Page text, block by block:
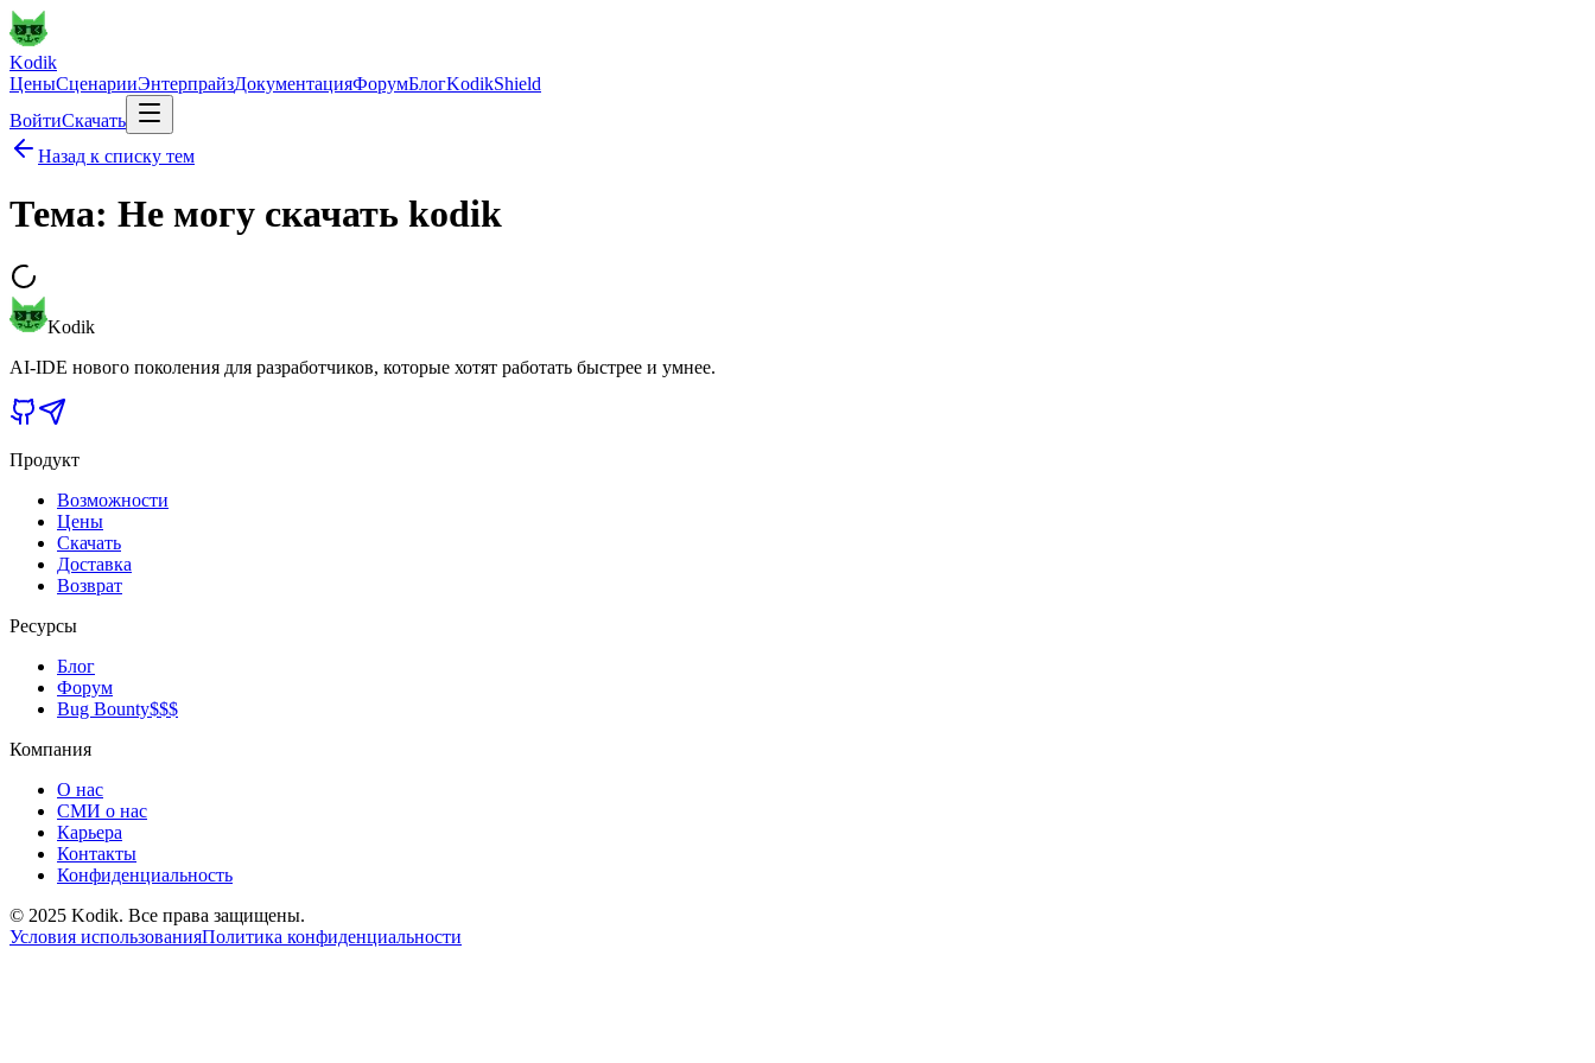
Kodik
ЦеныСценарииЭнтерпрайзДокументацияФорумБлогKodikShield
ВойтиСкачать
Назад к списку тем
Тема: Не могу скачать kodik
Kodik
AI-IDE нового поколения для разработчиков, которые хотят работать быстрее и умнее.
Продукт
Возможности
Цены
Скачать
Доставка
Возврат
Ресурсы
Блог
Форум
Bug Bounty$$$
Компания
О нас
СМИ о нас
Карьера
Контакты
Конфиденциальность
© 2025 Kodik. Все права защищены.
Условия использованияПолитика конфиденциальности